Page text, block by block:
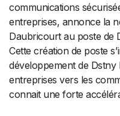
communications
entreprises, annonce la
Daubricourt au poste de
Cette création de poste
développement de
entreprises vers les
connait une forte